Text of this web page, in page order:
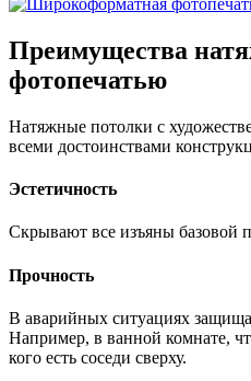
Преимущества
фотопечатью
Натяжные потолки с
всеми достоинствами
Эстетичность
Скрывают все изъяны базовой
Прочность
В аварийных ситуациях
Например, в ванной комнате,
кого есть соседи сверху.